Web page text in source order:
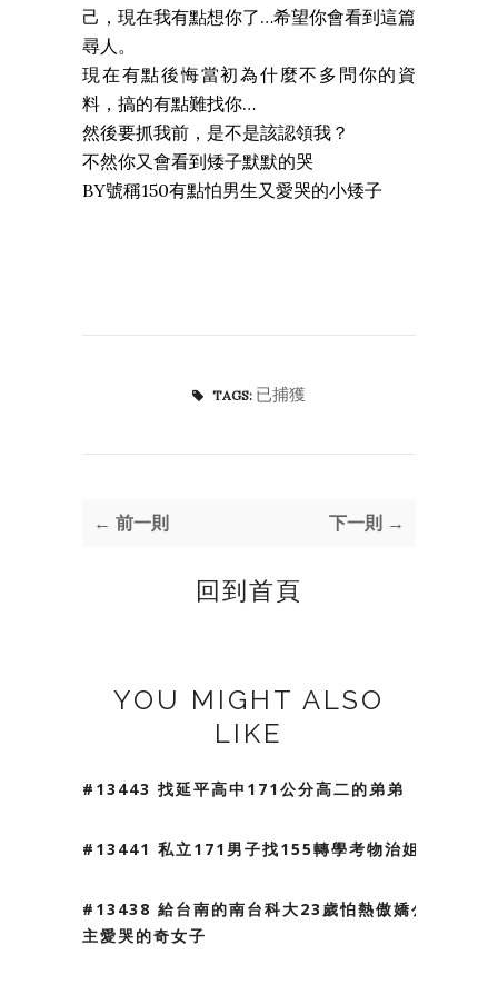
己，現在我有點想你了…希望你會看到這篇
尋人。
現在有點後悔當初為什麼不多問你的資
料，搞的有點難找你…
然後要抓我前，是不是該認領我？
不然你又會看到矮子默默的哭
BY號稱150有點怕男生又愛哭的小矮子
TAGS: 已捕獲
← 前一則 下一則 →
回到首頁
YOU MIGHT ALSO
LIKE
#13443 找延平高中171公分高二的弟弟
#13441 私立171男子找155轉學考物治姐姐
#13438 給台南的南台科大23歲怕熱傲嬌公
主愛哭的奇女子